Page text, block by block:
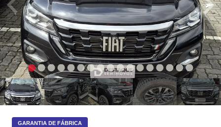
GARANTIA DE FÁBRICA